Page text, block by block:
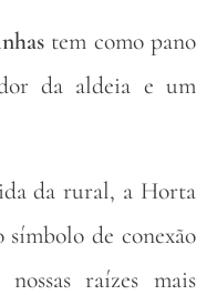
tem como pano
da aldeia e um
da rural, a Horta
símbolo de conexão
raízes mais